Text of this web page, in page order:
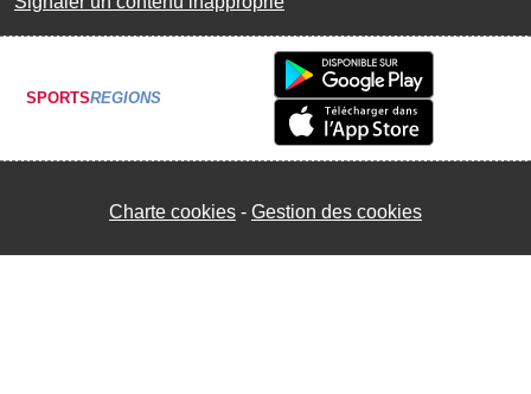
SPORTSREGIONS
Charte cookies Gestion des cookies